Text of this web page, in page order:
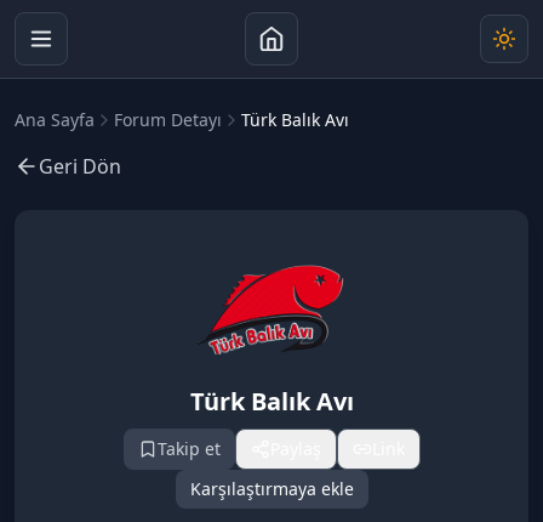
Ana Sayfa Forum Detayı Türk Balık Avı
Geri Dön
Türk Balık Avı
Takip et
Karşılaştırmaya ekle